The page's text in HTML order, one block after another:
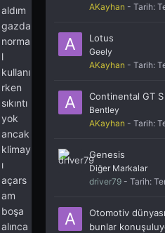
aldım
gazda
norma
l
kullanı
rken
sıkıntı
yok
ancak
klimay
ı
açars
am
boşa
alınca
AKayhan - Tarih:
Lotus
Geely
AKayhan - Tarih:
Continental GT S
Bentley
AKayhan - Tarih:
Genesis
Diğer Markalar
driver79 - Tarih:
Otomotiv
bunlar